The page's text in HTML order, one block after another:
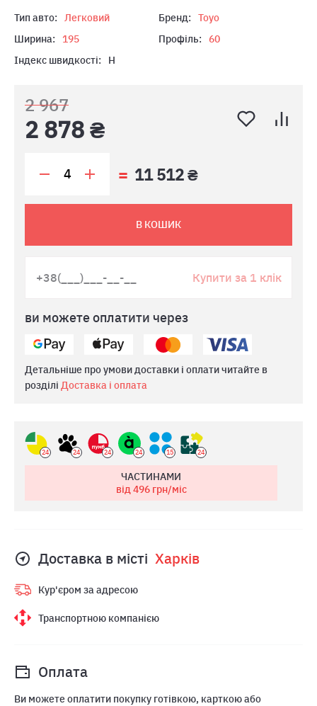
Тип авто: Легковий Бренд:
Toyo
Ширина:
195 Профіль:
60
Індекс швидкості:
H
2 967
2 878 ₴
11 512 ₴
В КОШИК
Купити за 1 клік
ви можете оплатити через
Детальніше про умови доставки і оплати читайте в
розділі Доставка і оплата
24 24 24 24 15 24
ЧАСТИНАМИ
від 496грн/міс
Доставка в місті Харкiв
Кур'єром за адресою
Транспортною компанією
Оплата
Ви можете оплатити покупку готівкою, карткою або